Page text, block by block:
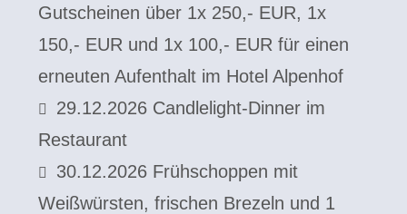
Gutscheinen über 1x 250,- EUR, 1x
150,- EUR und 1x 100,- EUR für einen
erneuten Aufenthalt im Hotel Alpenhof
29.12.2026 Candlelight-Dinner im
Restaurant
30.12.2026 Frühschoppen mit
Weißwürsten, frischen Brezeln und 1